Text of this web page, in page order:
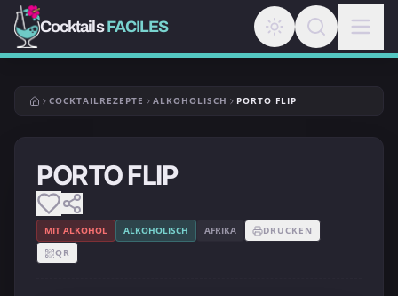
CocktailsFACILES
COCKTAILREZEPTE ALKOHOLISCH PORTO FLIP
PORTO FLIP
MIT ALKOHOL ALKOHOLISCH AFRIKA
DRUCKEN
QR